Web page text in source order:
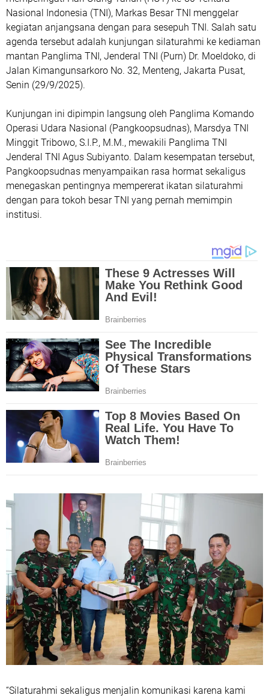
Nasional Indonesia (TNI), Markas Besar TNI menggelar
kegiatan anjangsana dengan para sesepuh TNI. Salah satu
agenda tersebut adalah kunjungan silaturahmi ke kediaman
mantan Panglima TNI, Jenderal TNI (Purn) Dr. Moeldoko, di
Jalan Kimangunsarkoro No. 32, Menteng, Jakarta Pusat,
Senin (29/9/2025).
Kunjungan ini dipimpin langsung oleh Panglima Komando
Operasi Udara Nasional (Pangkoopsudnas), Marsdya TNI
Minggit Tribowo, S.I.P., M.M., mewakili Panglima TNI
Jenderal TNI Agus Subiyanto. Dalam kesempatan tersebut,
Pangkoopsudnas menyampaikan rasa hormat sekaligus
menegaskan pentingnya mempererat ikatan silaturahmi
dengan para tokoh besar TNI yang pernah memimpin
institusi.
“Silaturahmi sekaligus menjalin komunikasi karena kami